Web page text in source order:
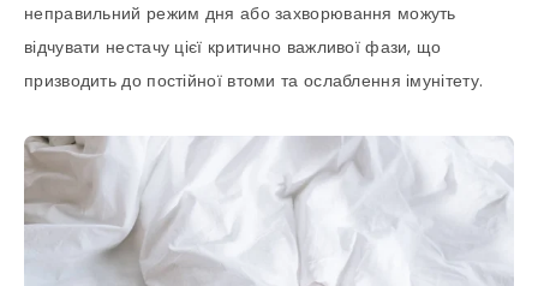
неправильний режим дня або захворювання можуть
відчувати нестачу цієї критично важливої фази, що
призводить до постійної втоми та ослаблення імунітету.